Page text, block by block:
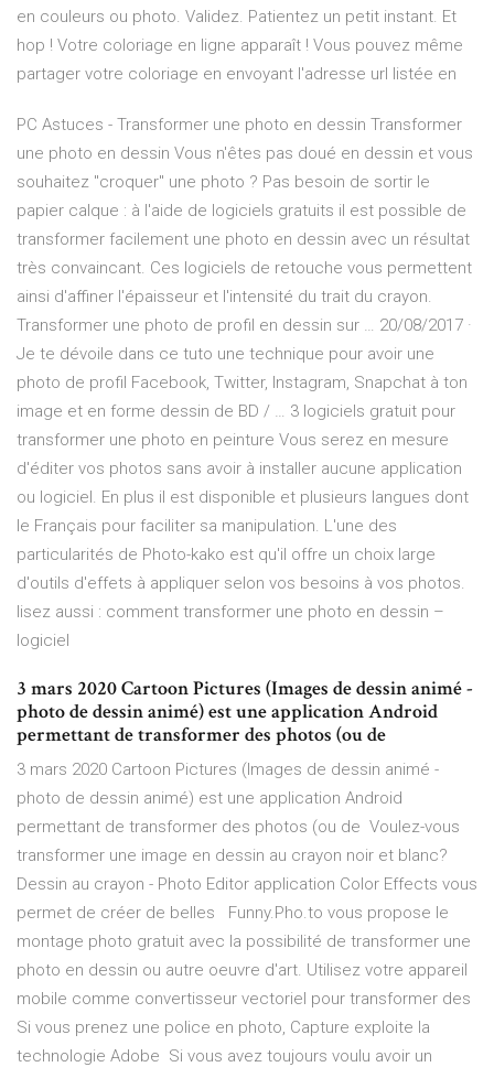
en couleurs ou photo. Validez. Patientez un petit instant. Et
hop ! Votre coloriage en ligne apparaît ! Vous pouvez même
partager votre coloriage en envoyant l'adresse url listée en
PC Astuces - Transformer une photo en dessin Transformer
une photo en dessin Vous n'êtes pas doué en dessin et vous
souhaitez "croquer" une photo ? Pas besoin de sortir le
papier calque : à l'aide de logiciels gratuits il est possible de
transformer facilement une photo en dessin avec un résultat
très convaincant. Ces logiciels de retouche vous permettent
ainsi d'affiner l'épaisseur et l'intensité du trait du crayon.
Transformer une photo de profil en dessin sur … 20/08/2017 ·
Je te dévoile dans ce tuto une technique pour avoir une
photo de profil Facebook, Twitter, Instagram, Snapchat à ton
image et en forme dessin de BD / … 3 logiciels gratuit pour
transformer une photo en peinture Vous serez en mesure
d'éditer vos photos sans avoir à installer aucune application
ou logiciel. En plus il est disponible et plusieurs langues dont
le Français pour faciliter sa manipulation. L'une des
particularités de Photo-kako est qu'il offre un choix large
d'outils d'effets à appliquer selon vos besoins à vos photos.
lisez aussi : comment transformer une photo en dessin –
logiciel
3 mars 2020 Cartoon Pictures (Images de dessin animé -
photo de dessin animé) est une application Android
permettant de transformer des photos (ou de
3 mars 2020 Cartoon Pictures (Images de dessin animé -
photo de dessin animé) est une application Android
permettant de transformer des photos (ou de Voulez-vous
transformer une image en dessin au crayon noir et blanc?
Dessin au crayon - Photo Editor application Color Effects vous
permet de créer de belles Funny.Pho.to vous propose le
montage photo gratuit avec la possibilité de transformer une
photo en dessin ou autre oeuvre d'art. Utilisez votre appareil
mobile comme convertisseur vectoriel pour transformer des
Si vous prenez une police en photo, Capture exploite la
technologie Adobe Si vous avez toujours voulu avoir un